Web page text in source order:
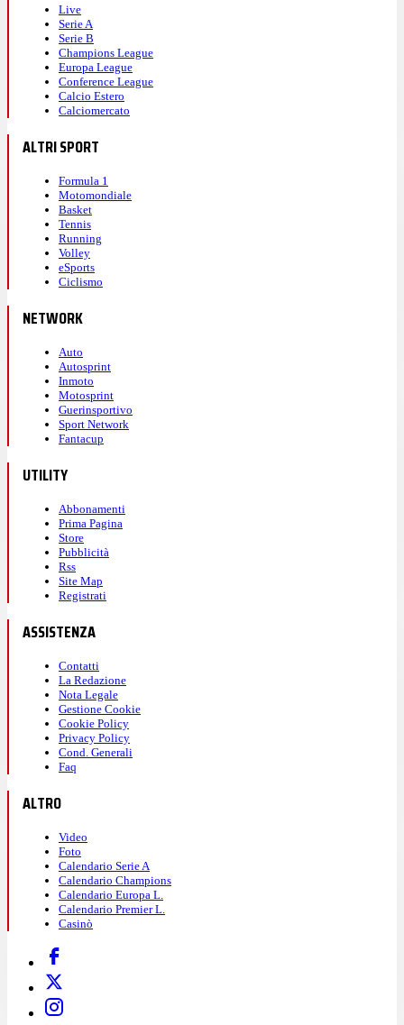
Live
Serie A
Serie B
Champions League
Europa League
Conference League
Calcio Estero
Calciomercato
ALTRI SPORT
Formula 1
Motomondiale
Basket
Tennis
Running
Volley
eSports
Ciclismo
NETWORK
Auto
Autosprint
Inmoto
Motosprint
Guerinsportivo
Sport Network
Fantacup
UTILITY
Abbonamenti
Prima Pagina
Store
Pubblicità
Rss
Site Map
Registrati
ASSISTENZA
Contatti
La Redazione
Nota Legale
Gestione Cookie
Cookie Policy
Privacy Policy
Cond. Generali
Faq
ALTRO
Video
Foto
Calendario Serie A
Calendario Champions
Calendario Europa L.
Calendario Premier L.
Casinò